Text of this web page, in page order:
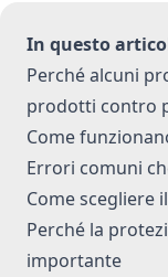
In questo
Perché alcuni
prodotti contro
Come
Errori comuni
Come scegliere
Perché la
importante